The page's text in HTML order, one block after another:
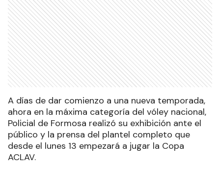
A días de dar comienzo a una nueva temporada,
ahora en la máxima categoría del vóley nacional,
Policial de Formosa realizó su exhibición ante el
público y la prensa del plantel completo que
desde el lunes 13 empezará a jugar la Copa
ACLAV.